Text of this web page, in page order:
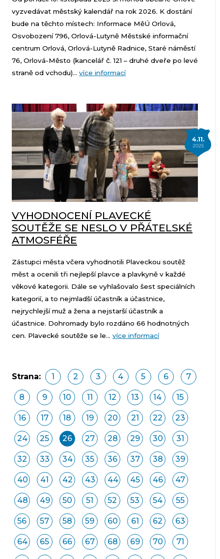
vyzvedávat městský kalendář na rok 2026. K dostání
bude na těchto místech: Informace MěÚ Orlová,
Osvobození 796, Orlová-Lutyně Městské informační
centrum Orlová, Orlová-Lutyně Radnice, Staré náměstí
76, Orlová-Město (kancelář č. 121 – druhé dveře po levé
straně od vchodu)... více informací
4.11.
2025
VYHODNOCENÍ PLAVECKÉ
SOUTĚŽE SE NESLO V PŘÁTELSKÉ
ATMOSFÉŘE
Zástupci města včera vyhodnotili Plaveckou soutěž
měst a ocenili tři nejlepší plavce a plavkyně v každé
věkové kategorii. Dále se vyhlašovalo šest speciálních
kategorií, a to nejmladší účastník a účastnice,
nejrychlejší muž a žena a nejstarší účastník a
účastnice. Dohromady bylo rozdáno 66 hodnotných
cen. Plavecké soutěže se le... více informací
Strana: 1 2 3 4 5 6 7
8 9 10 11 12 13 14 15
16 17 18 19 20 21 22 23
24 25 26 27 28 29 30 31
32 33 34 35 36 37 38 39
40 41 42 43 44 45 46 47
48 49 50 51 52 53 54 55
56 57 58 59 60 61 62 63
64 65 66 67 68 69 70 71